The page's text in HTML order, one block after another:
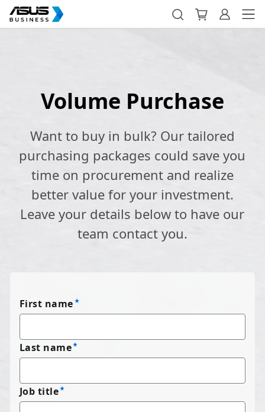
Volume Purchase
Want to buy in bulk? Our tailored
purchasing packages could save you
time on procurement and realize
better value for your investment.
Leave your details below to have our
team contact you.
First name
Last name
Job title